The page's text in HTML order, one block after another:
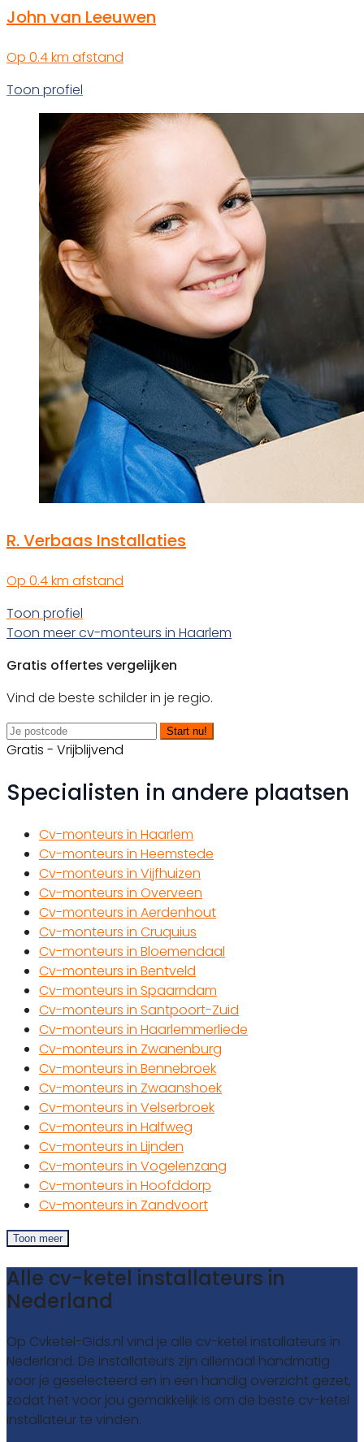
John van Leeuwen
Op 0.4 km afstand
Toon profiel
R. Verbaas Installaties
Op 0.4 km afstand
Toon profiel
Toon meer cv-monteurs in Haarlem
Gratis offertes vergelijken
Vind de beste schilder in je regio.
Start nu!
Gratis - Vrijblijvend
Specialisten in andere plaatsen
Cv-monteurs in Haarlem
Cv-monteurs in Heemstede
Cv-monteurs in Vijfhuizen
Cv-monteurs in Overveen
Cv-monteurs in Aerdenhout
Cv-monteurs in Cruquius
Cv-monteurs in Bloemendaal
Cv-monteurs in Bentveld
Cv-monteurs in Spaarndam
Cv-monteurs in Santpoort-Zuid
Cv-monteurs in Haarlemmerliede
Cv-monteurs in Zwanenburg
Cv-monteurs in Bennebroek
Cv-monteurs in Zwaanshoek
Cv-monteurs in Velserbroek
Cv-monteurs in Halfweg
Cv-monteurs in Lijnden
Cv-monteurs in Vogelenzang
Cv-monteurs in Hoofddorp
Cv-monteurs in Zandvoort
Toon meer
Alle cv-ketel installateurs in
Nederland
Op Cvketel-Gids.nl vind je alle cv-ketel installateurs in
Nederland. De installateurs zijn allemaal handmatig
voor je geselecteerd en in een handig overzicht gezet,
zodat het voor jou gemakkelijk is om de beste cv-ketel
installateur te vinden.